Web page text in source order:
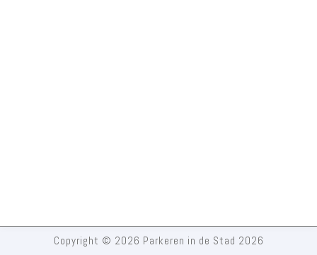
Copyright © 2026 Parkeren in de Stad 2026